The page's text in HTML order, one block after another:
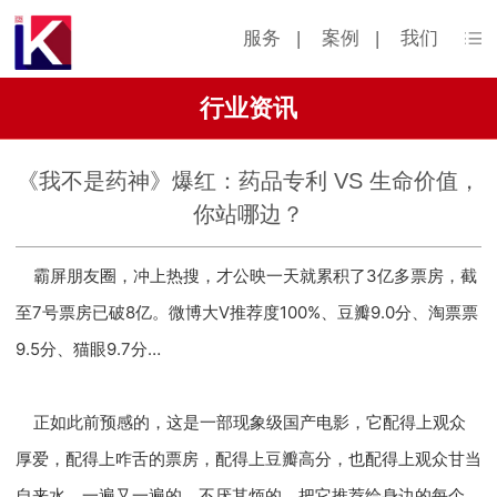
服务 | 案例 | 我们
行业资讯
《我不是药神》爆红：药品专利 VS 生命价值，
你站哪边？
霸屏朋友圈，冲上热搜，才公映一天就累积了3亿多票房，截
至7号票房已破8亿。微博大V推荐度100%、豆瓣9.0分、淘票票
9.5分、猫眼9.7分…
正如此前预感的，这是一部现象级国产电影，它配得上观众
厚爱，配得上咋舌的票房，配得上豆瓣高分，也配得上观众甘当